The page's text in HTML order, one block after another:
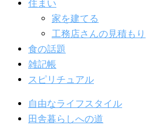
住まい
家を建てる
工務店さんの見積もり
食の話題
雑記帳
スピリチュアル
自由なライフスタイル
田舎暮らしへの道